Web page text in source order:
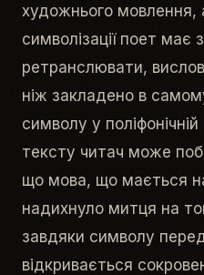
художнього мовлення,
символізації поет має
ретранслювати,
ніж закладено в
символу у
тексту читач може
що мова, що мається
надихнуло митця на
завдяки символу
відкривається